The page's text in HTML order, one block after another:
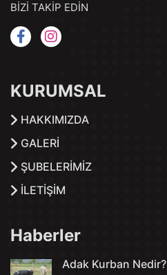
BİZİ TAKİP EDİN
KURUMSAL
HAKKIMIZDA
GALERİ
ŞUBELERİMİZ
İLETİŞİM
Haberler
Adak Kurban Nedir?